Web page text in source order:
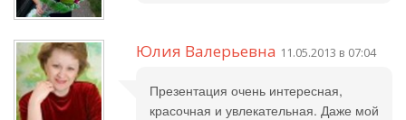
Юлия Валерьевна 11.05.2013 в 07:04
Презентация очень интересная,
красочная и увлекательная. Даже мой